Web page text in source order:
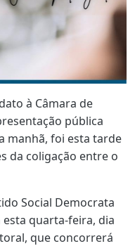
à Câmara de
pública
manhã, foi esta tarde
da coligação entre o
Social Democrata
esta quarta-feira, dia
que concorrerá